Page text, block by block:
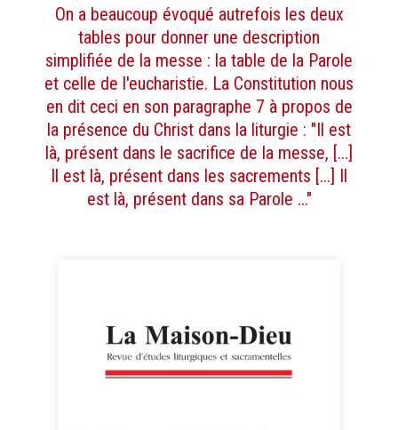
On a beaucoup évoqué autrefois les deux
tables pour donner une description
simplifiée de la messe : la table de la Parole
et celle de l'eucharistie. La Constitution nous
en dit ceci en son paragraphe 7 à propos de
la présence du Christ dans la liturgie : "Il est
là, présent dans le sacrifice de la messe, [...]
Il est là, présent dans les sacrements [...] Il
est là, présent dans sa Parole ..."